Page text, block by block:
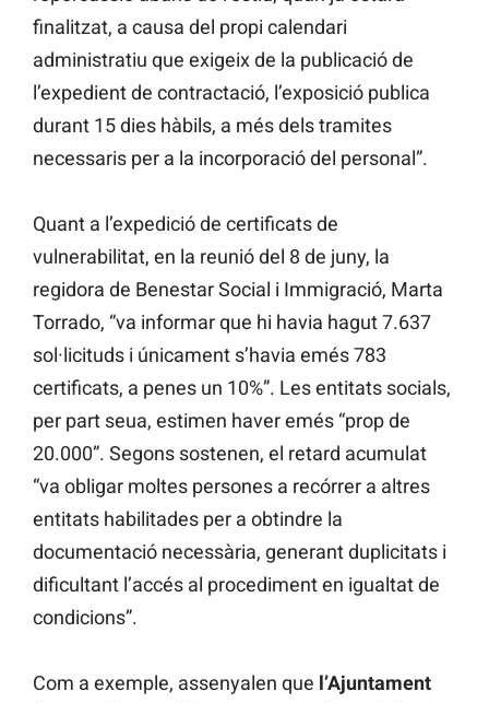
finalitzat, a causa del propi calendari
administratiu que exigeix de la publicació de
l’expedient de contractació, l’exposició publica
durant 15 dies hàbils, a més dels tramites
necessaris per a la incorporació del personal”.
Quant a l’expedició de certificats de
vulnerabilitat, en la reunió del 8 de juny, la
regidora de Benestar Social i Immigració, Marta
Torrado, “va informar que hi havia hagut 7.637
sol·licituds i únicament s’havia emés 783
certificats, a penes un 10%”. Les entitats socials,
per part seua, estimen haver emés “prop de
20.000”. Segons sostenen, el retard acumulat
“va obligar moltes persones a recórrer a altres
entitats habilitades per a obtindre la
documentació necessària, generant duplicitats i
dificultant l’accés al procediment en igualtat de
condicions”.
Com a exemple, assenyalen que l’Ajuntament